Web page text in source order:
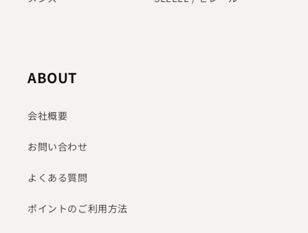
ABOUT
会社概要
お問い合わせ
よくある質問
ポイントのご利用方法